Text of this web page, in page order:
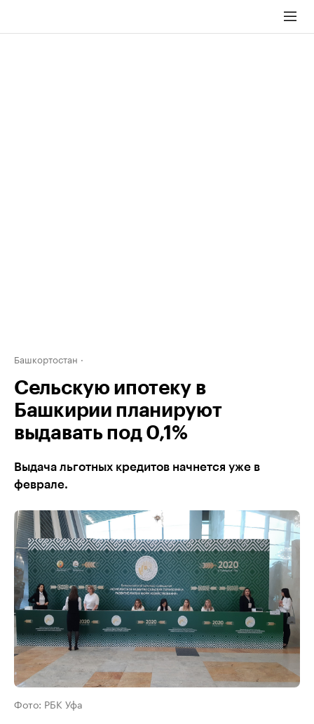
Башкортостан
Сельскую ипотеку в
Башкирии планируют
выдавать под 0,1%
Выдача льготных кредитов начнется уже в
феврале.
Фото: РБК Уфа